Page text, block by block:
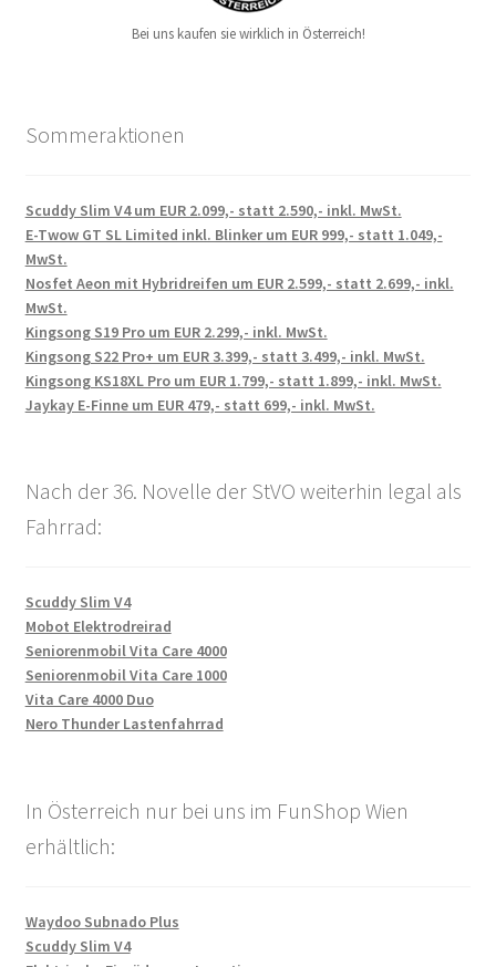
Bei uns kaufen sie wirklich in Österreich!
Sommeraktionen
Scuddy Slim V4 um EUR 2.099,- statt 2.590,- inkl. MwSt.
E-Twow GT SL Limited inkl. Blinker um EUR 999,- statt 1.049,-
MwSt.
Nosfet Aeon mit Hybridreifen um EUR 2.599,- statt 2.699,- inkl.
MwSt.
Kingsong S19 Pro um EUR 2.299,- inkl. MwSt.
Kingsong S22 Pro+ um EUR 3.399,- statt 3.499,- inkl. MwSt.
Kingsong KS18XL Pro um EUR 1.799,- statt 1.899,- inkl. MwSt.
Jaykay E-Finne um EUR 479,- statt 699,- inkl. MwSt.
Nach der 36. Novelle der StVO weiterhin legal als
Fahrrad:
Scuddy Slim V4
Mobot Elektrodreirad
Seniorenmobil Vita Care 4000
Seniorenmobil Vita Care 1000
Vita Care 4000 Duo
Nero Thunder Lastenfahrrad
In Österreich nur bei uns im FunShop Wien
erhältlich:
Waydoo Subnado Plus
Scuddy Slim V4